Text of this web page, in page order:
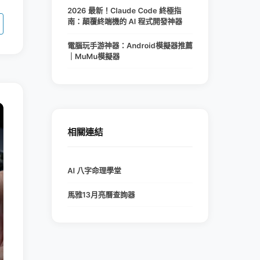
2026 最新！Claude Code 終極指
南：顛覆終端機的 AI 程式開發神器
電腦玩手游神器：Android模擬器推薦
｜MuMu模擬器
相關連結
AI 八字命理學堂
馬雅13月亮曆查詢器